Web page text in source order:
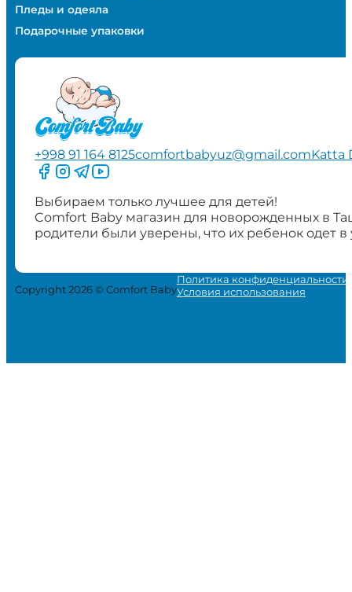
Пледы и одеяла
Подарочные упаковки
+998 91 164 8125comfortbabyuz@gmail.comKatta
Следите за нами на Facebook
Следите за нами в Instagram
Следите за нами в Telegram
Следите за нами в YouTube
Выбираем только лучшее для детей!
Comfort Baby магазин для новорожденных в
родители были уверены, что их ребенок одет
Copyright 2026 © Comfort Baby
Политика конфиденциальности
Условия использования